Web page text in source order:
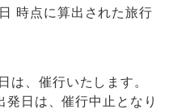
時点に算出された旅行
は、催行いたします。
発日は、催行中止となり